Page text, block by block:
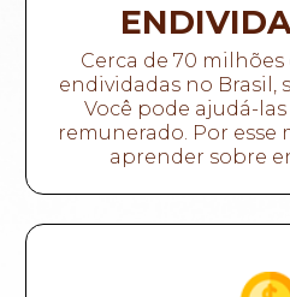
Cerca de 70 milhões
endividadas no Brasil,
Você pode ajudá-
remunerado. Por esse
aprender sobre